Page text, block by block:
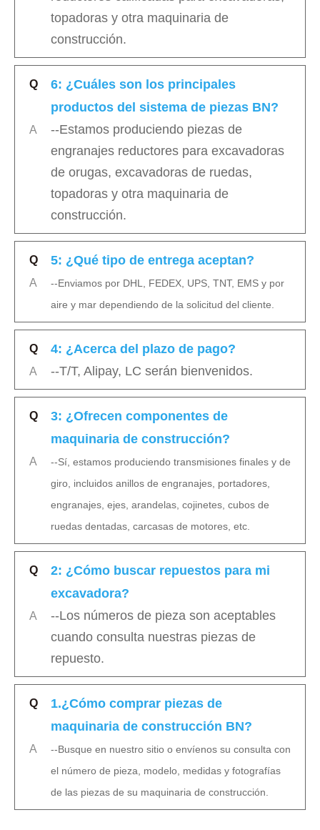
topadoras y otra maquinaria de
construcción.
Q
6: ¿Cuáles son los principales
productos del sistema de piezas BN?
A
--Estamos produciendo piezas de
engranajes reductores para excavadoras
de orugas, excavadoras de ruedas,
topadoras y otra maquinaria de
construcción.
Q 5: ¿Qué tipo de entrega aceptan?
A
--Enviamos por DHL, FEDEX, UPS, TNT, EMS y por
aire y mar dependiendo de la solicitud del cliente.
Q 4: ¿Acerca del plazo de pago?
A --T/T, Alipay, LC serán bienvenidos.
Q
3: ¿Ofrecen componentes de
maquinaria de construcción?
A
--Sí, estamos produciendo transmisiones finales y de
giro, incluidos anillos de engranajes, portadores,
engranajes, ejes, arandelas, cojinetes, cubos de
ruedas dentadas, carcasas de motores, etc.
Q
2: ¿Cómo buscar repuestos para mi
excavadora?
A
--Los números de pieza son aceptables
cuando consulta nuestras piezas de
repuesto.
Q
1.¿Cómo comprar piezas de
maquinaria de construcción BN?
A
--Busque en nuestro sitio o envíenos su consulta con
el número de pieza, modelo, medidas y fotografías
de las piezas de su maquinaria de construcción.